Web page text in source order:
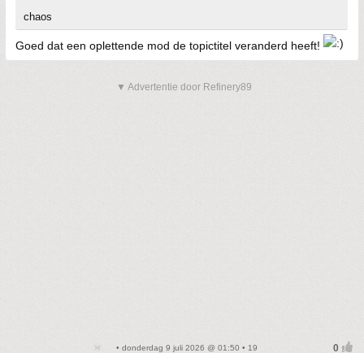
chaos
Goed dat een oplettende mod de topictitel veranderd heeft!
▼ Advertentie door Refinery89
• donderdag 9 juli 2026 @ 01:50 • 19